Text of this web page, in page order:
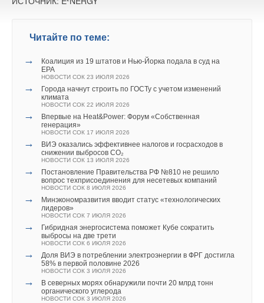
Читайте по теме:
→
Коалиция из 19 штатов и Нью-Йорка подала в суд на
EPA
НОВОСТИ СОК 23 ИЮЛЯ 2026
→
Города начнут строить по ГОСТу с учетом изменений
климата
НОВОСТИ СОК 22 ИЮЛЯ 2026
→
Впервые на Heat&Power: Форум «Собственная
генерация»
НОВОСТИ СОК 17 ИЮЛЯ 2026
→
ВИЭ оказались эффективнее налогов и госрасходов в
снижении выбросов CO₂
НОВОСТИ СОК 13 ИЮЛЯ 2026
→
Постановление Правительства РФ №810 не решило
вопрос техприсоединения для несетевых компаний
НОВОСТИ СОК 8 ИЮЛЯ 2026
→
Минэкономразвития вводит статус «технологических
лидеров»
НОВОСТИ СОК 7 ИЮЛЯ 2026
→
Гибридная энергосистема поможет Кубе сократить
выбросы на две трети
НОВОСТИ СОК 6 ИЮЛЯ 2026
→
Доля ВИЭ в потреблении электроэнергии в ФРГ достигла
58% в первой половине 2026
НОВОСТИ СОК 3 ИЮЛЯ 2026
→
В северных морях обнаружили почти 20 млрд тонн
органического углерода
НОВОСТИ СОК 3 ИЮЛЯ 2026